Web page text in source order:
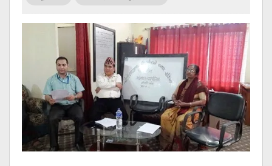
सूचना
प्रविधि
अन्तर्राष्ट्रिय
स्वास्थ्य
विज्ञापन
Tech